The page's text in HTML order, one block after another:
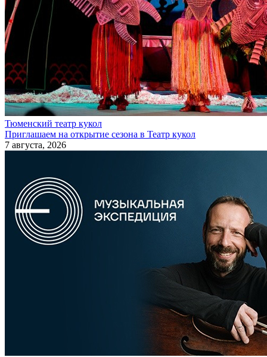
Тюменский театр кукол
Приглашаем на открытие сезона в Театр кукол
7 августа, 2026